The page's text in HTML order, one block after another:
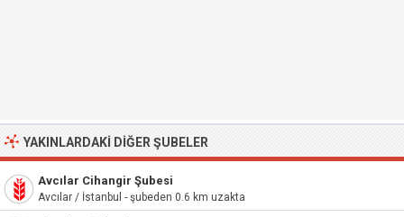
YAKINLARDAKI DIĞER ŞUBELER
Avcılar Cihangir Şubesi
Avcılar / İstanbul - şubeden 0.6 km uzakta